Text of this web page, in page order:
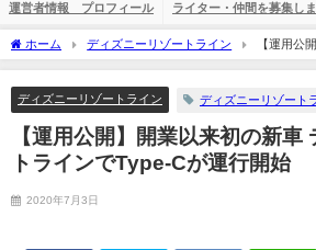
運営者情報 プロフィール ライター・仲間を募集し
ホーム ディズニーリゾートライン
【運用公
ーリゾートラインでType-Cが運行開始
ディズニーリゾートライン ディズニーリゾート
【運用公開】開業以来初の新車
トラインでType-Cが運行開始
2020年7月3日